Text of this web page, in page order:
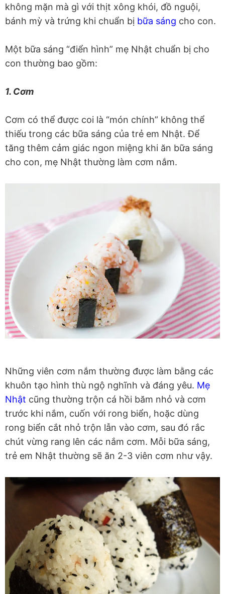
không mặn mà gì với thịt xông khói, đồ nguội,
bánh mỳ và trứng khi chuẩn bị bữa sáng cho con.
Một bữa sáng “điển hình” mẹ Nhật chuẩn bị cho
con thường bao gồm:
1. Cơm
Cơm có thể được coi là “món chính” không thể
thiếu trong các bữa sáng của trẻ em Nhật. Để
tăng thêm cảm giác ngon miệng khi ăn bữa sáng
cho con, mẹ Nhật thường làm cơm nắm.
Những viên cơm nắm thường được làm bằng các
khuôn tạo hình thù ngộ nghĩnh và đáng yêu. Mẹ
Nhật cũng thường trộn cá hồi băm nhỏ và cơm
trước khi nắm, cuốn với rong biển, hoặc dùng
rong biển cắt nhỏ trộn lẫn vào cơm, sau đó rắc
chút vừng rang lên các nắm cơm. Mỗi bữa sáng,
trẻ em Nhật thường sẽ ăn 2-3 viên cơm như vậy.